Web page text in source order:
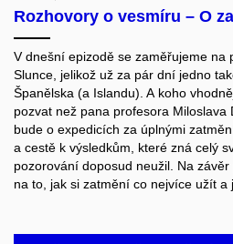
Rozhovory o vesmíru – O
V dnešní epizodě se zaměřujeme na
Slunce, jelikož už za pár dní jedno
Španělska (a Islandu). A koho
pozvat než pana profesora Miloslava
bude o expedicích za úplnými
a cestě k výsledkům, které zná celý
pozorování doposud neužil. Na
na to, jak si zatmění co nejvíce užít a